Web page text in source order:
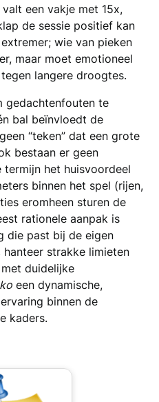
een vakje met 15x,
de sessie positief kan
wie van pieken
maar moet emotioneel
langere droogtes.
gedachtenfouten te
bal beïnvloedt de
“teken” dat een grote
bestaan er geen
het huisvoordeel
binnen het spel (rijen,
eromheen sturen de
rationele aanpak is
die past bij de eigen
hanteer strakke limieten
duidelijke
een dynamische,
binnen de
kaders.